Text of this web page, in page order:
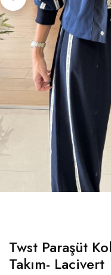
Twst Paraşüt
Takım- Lacivert